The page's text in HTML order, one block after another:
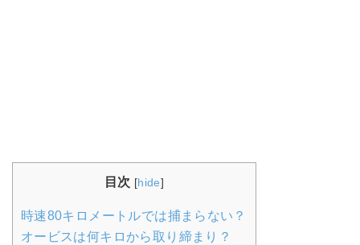
目次 [hide]
時速80キロメートルでは捕まらない？
オービスは何キロから取り締まり？